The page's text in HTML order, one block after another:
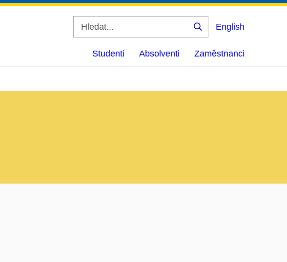
Vyhledat
English
Studenti Absolventi Zaměstnanci